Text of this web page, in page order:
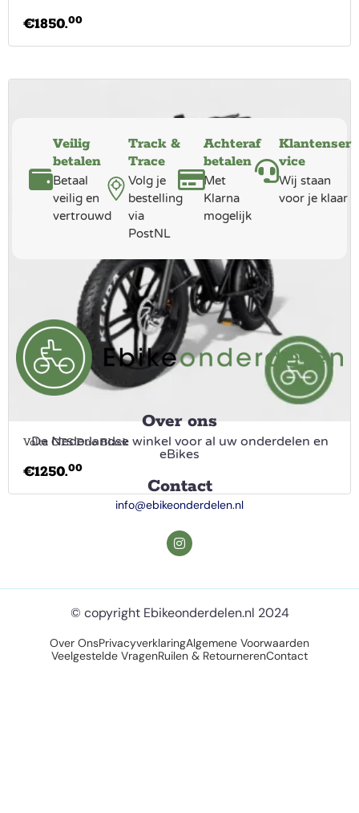
€1850.00
Volta GTS Duo Black
€1250.00
Veilig
betalen
Betaal
veilig en
vertrouwd
Track &
Trace
Volg je
bestelling
via
PostNL
Achteraf
betalen
Met
Klarna
mogelijk
Klantenser
vice
Wij staan
voor je klaar
Over ons
De Nederlandse winkel voor al uw onderdelen en
eBikes
Contact
info@ebikeonderdelen.nl
© copyright Ebikeonderdelen.nl 2024
Over OnsPrivacyverklaringAlgemene Voorwaarden
Veelgestelde VragenRuilen & RetournerenContact